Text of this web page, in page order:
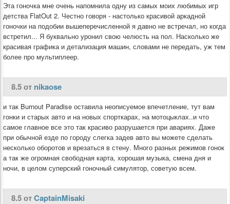
Эта гоночка мне очень напомнила одну из самых моих любимых игр
детства FlatOut 2. Честно говоря - настолько красивой аркадной
гоночки на подобии вышеперечисленной я давно не встречал, но когда
встретил... Я буквально уронил свою челюсть на пол. Насколько же
красивая графика и детализация машин, словами не передать, уж тем
более про мультиплеер.
8.5 от nikaose
и так Burnout Paradise оставила неописуемое впечетление, тут вам
гонки и старых авто и на новых спорткарах, на мотоцыклах..и что
самое главное все это так красиво разрушается при авариях. Даже
при обычной езде по городу слегка задев авто вы можете сделать
несколько оборотов и врезаться в стену. Много разных режимов гонок
а так же огромная свободная карта, хорошая музыка, смена дня и
ночи, в целом суперский гоночный симулятор, советую всем.
8.5 отCaptainMisaki